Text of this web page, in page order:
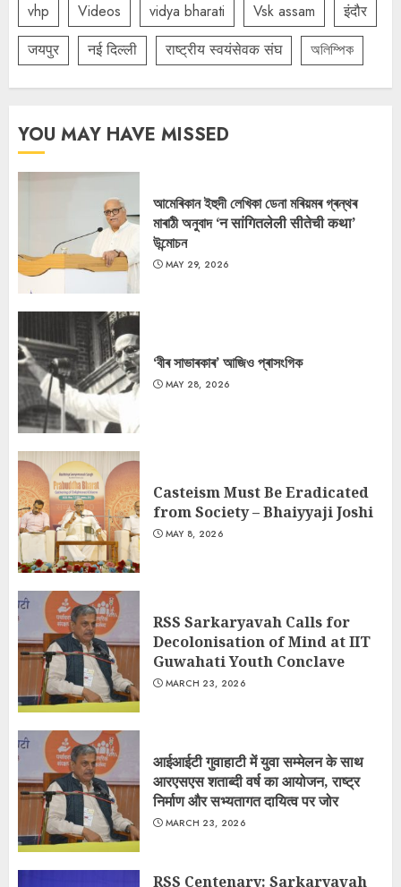
vhp
Videos vidya bharati Vsk assam
इंदौर
जयपुर
नई दिल्ली राष्ट्रीय स्वयंसेवक संघ অলিম্পিক
YOU MAY HAVE MISSED
আমেৰিকান ইহুদী লেখিকা ডেনা মৰিয়মৰ গ্ৰন্থৰ
মাৰাঠী অনুবাদ ‘न सांगितलेली सीतेची कथा’
উন্মোচন
MAY 29, 2026
‘বীৰ সাভাৰকাৰ’ আজিও প্ৰাসংগিক
MAY 28, 2026
Casteism Must Be Eradicated
from Society – Bhaiyyaji Joshi
MAY 8, 2026
RSS Sarkaryavah Calls for
Decolonisation of Mind at IIT
Guwahati Youth Conclave
MARCH 23, 2026
आईआईटी गुवाहाटी में युवा सम्मेलन के साथ
आरएसएस शताब्दी वर्ष का आयोजन, राष्ट्र
निर्माण और सभ्यतागत दायित्व पर जोर
MARCH 23, 2026
RSS Centenary: Sarkaryavah